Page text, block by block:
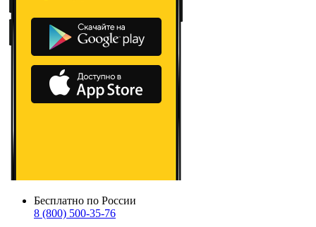
Бесплатно по России
8 (800) 500-35-76